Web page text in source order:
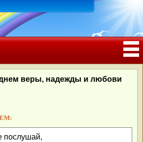
РОЖДЕНИЯ, ЮБИЛЕЕМ
веры, надежды и любови
послушай,